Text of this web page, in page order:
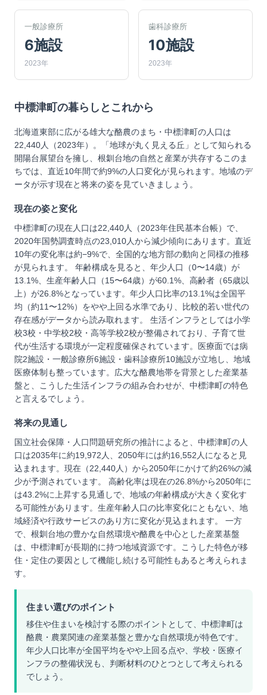
一般診療所
6施設
2023年
歯科診療所
10施設
2023年
中標津町 の暮らしとこれから
北海道東部に広がる雄大な酪農のまち・中標津町の人口は
22,440人（2023年）。「地球が丸く見える丘」として知られる
開陽台展望台を擁し、根釧台地の自然と産業が共存するこのま
ちでは、直近10年間で約9%の人口変化が見られます。地域のデ
ータが示す現在と将来の姿を見ていきましょう。
現在の姿と変化
中標津町の現在人口は22,440人（2023年住民基本台帳）で、
2020年国勢調査時点の23,010人から減少傾向にあります。直近
10年の変化率は約−9%で、全国的な地方部の動向と同様の推移
が見られます。 年齢構成を見ると、年少人口（0〜14歳）が
13.1%、生産年齢人口（15〜64歳）が60.1%、高齢者（65歳以
上）が26.8%となっています。年少人口比率の13.1%は全国平
均（約11〜12%）をやや上回る水準であり、比較的若い世代の
存在感がデータから読み取れます。 生活インフラとしては小学
校3校・中学校2校・高等学校2校が整備されており、子育て世
代が生活する環境が一定程度確保されています。医療面では病
院2施設・一般診療所6施設・歯科診療所10施設が立地し、地域
医療体制も整っています。広大な酪農地帯を背景とした産業基
盤と、こうした生活インフラの組み合わせが、中標津町の特色
と言えるでしょう。
将来の見通し
国立社会保障・人口問題研究所の推計によると、中標津町の人
口は2035年に約19,972人、2050年には約16,552人になると見
込まれます。現在（22,440人）から2050年にかけて約26%の減
少が予測されています。 高齢化率は現在の26.8%から2050年に
は43.2%に上昇する見通しで、地域の年齢構成が大きく変化す
る可能性があります。生産年齢人口の比率変化にともない、地
域経済や行政サービスのあり方に変化が見込まれます。 一方
で、根釧台地の豊かな自然環境や酪農を中心とした産業基盤
は、中標津町が長期的に持つ地域資源です。こうした特色が移
住・定住の要因として機能し続ける可能性もあると考えられま
す。
住まい選びのポイント
移住や住まいを検討する際のポイントとして、中標津町は
酪農・農業関連の産業基盤と豊かな自然環境が特色です。
年少人口比率が全国平均をやや上回る点や、学校・医療イ
ンフラの整備状況も、判断材料のひとつとして考えられる
でしょう。